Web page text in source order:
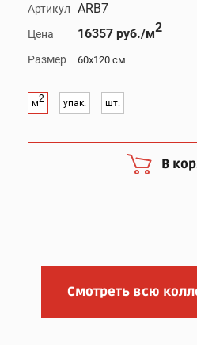
Артикул ARB7
Цена 16357 руб./м2
Размер 60x120 см
м2 упак. шт.
В
Смотреть всю